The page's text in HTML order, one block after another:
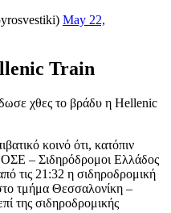
May 22,
Train
χθες το βράδυ η Hellenic
κοινό ότι, κατόπιν
ΟΣΕ – Σιδηρόδρομοι Ελλάδος
τις 21:32 η σιδηροδρομική
τμήμα Θεσσαλονίκη –
της σιδηροδρομικής